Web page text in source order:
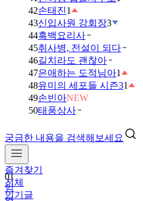
42손태진1
43신입사원 강회장3
44흑백요리사
45취사병, 전설이 되다
46길치라도 괜찮아
47은애하는 도적님아1
48유미의 세포들 시즌31
49손빈아NEW
50태풍상사
궁금한 내용을 검색해보세요
즐겨찾기
전체
인기글
01
임
영
웅